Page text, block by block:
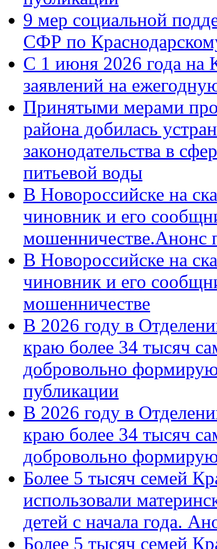
9 мер социальной
СФР по
С 1 июня 2026 года на
заявлений на
Принятыми мерами
района добилась
законодательства в
питьевой воды
В Новороссийске на
чиновник и его
мошенничестве.Анонс
В Новороссийске на
чиновник и его
мошенничестве
В 2026 году в
краю более 34 тысяч
добровольно
публикации
В 2026 году в
краю более 34 тысяч
добровольно
Более 5 тысяч семей
использовали
детей с начала года.
Более 5 тысяч семей